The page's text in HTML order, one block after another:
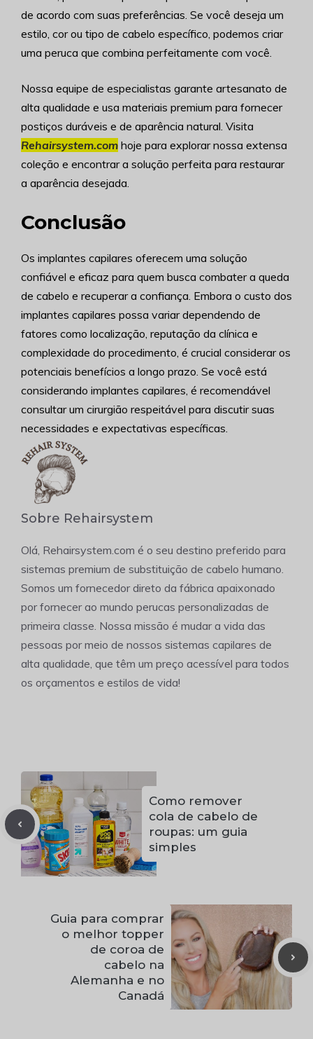
de acordo com suas preferências. Se você deseja um
estilo, cor ou tipo de cabelo específico, podemos criar
uma peruca que combina perfeitamente com você.
Nossa equipe de especialistas garante artesanato de
alta qualidade e usa materiais premium para fornecer
postiços duráveis e de aparência natural. Visita
Rehairsystem.com hoje para explorar nossa extensa
coleção e encontrar a solução perfeita para restaurar
a aparência desejada.
Conclusão
Os implantes capilares oferecem uma solução
confiável e eficaz para quem busca combater a queda
de cabelo e recuperar a confiança. Embora o custo dos
implantes capilares possa variar dependendo de
fatores como localização, reputação da clínica e
complexidade do procedimento, é crucial considerar os
potenciais benefícios a longo prazo. Se você está
considerando implantes capilares, é recomendável
consultar um cirurgião respeitável para discutir suas
necessidades e expectativas específicas.
Sobre Rehairsystem
Olá, Rehairsystem.com é o seu destino preferido para
sistemas premium de substituição de cabelo humano.
Somos um fornecedor direto da fábrica apaixonado
por fornecer ao mundo perucas personalizadas de
primeira classe. Nossa missão é mudar a vida das
pessoas por meio de nossos sistemas capilares de
alta qualidade, que têm um preço acessível para todos
os orçamentos e estilos de vida!
Como remover
cola de cabelo de
roupas: um guia
simples
Guia para comprar
o melhor topper
de coroa de
cabelo na
Alemanha e no
Canadá